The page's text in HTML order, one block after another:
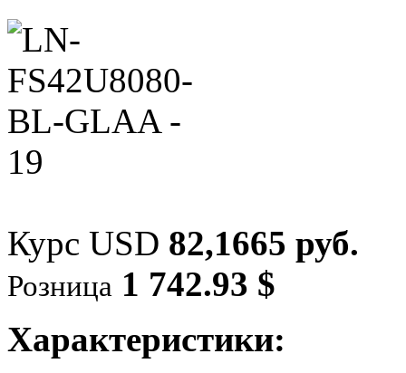
Курс USD 82,1665 руб.
Розница 1 742.93 $
Характеристики: